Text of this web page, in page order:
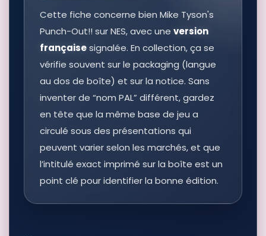
Cette fiche concerne bien Mike Tyson's
Punch-Out!! sur NES, avec une version
françaisesignalée. En collection, ça se
vérifie souvent sur le packaging (langue
au dos de boîte) et sur la notice. Sans
inventer de “nom PAL” différent, gardez
en tête que la même base de jeu a
circulé sous des présentations qui
peuvent varier selon les marchés, et que
l’intitulé exact imprimé sur la boîte est un
point clé pour identifier la bonne édition.